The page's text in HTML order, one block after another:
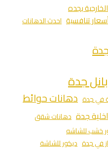
بجده
تنافسية احدث الدهانات
جدة
في جدة دهانات حوائط
جدة دهانات شقق
خشب للشاشه
في جدة ديكور للشاشة